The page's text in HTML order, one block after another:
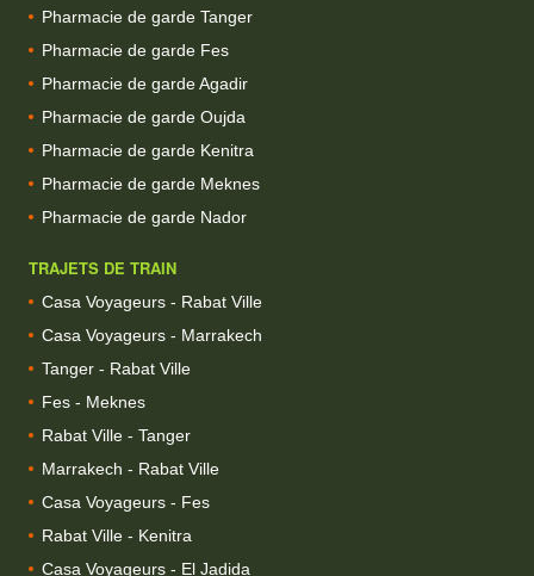
Pharmacie de garde Tanger
Pharmacie de garde Fes
Pharmacie de garde Agadir
Pharmacie de garde Oujda
Pharmacie de garde Kenitra
Pharmacie de garde Meknes
Pharmacie de garde Nador
TRAJETS DE TRAIN
Casa Voyageurs - Rabat Ville
Casa Voyageurs - Marrakech
Tanger - Rabat Ville
Fes - Meknes
Rabat Ville - Tanger
Marrakech - Rabat Ville
Casa Voyageurs - Fes
Rabat Ville - Kenitra
Casa Voyageurs - El Jadida